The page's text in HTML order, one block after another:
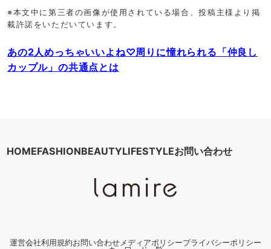
※本文中に第三者の画像が使用されている場合、投稿主様より掲
載許諾をいただいています。
あの2人めっちゃいいよね♡周りに憧れられる「仲良し
カップル」の共通点とは
HOMEFASHIONBEAUTYLIFESTYLEお問い合わせ
運営会社利用規約お問い合わせ メディアポリシープライバシーポリシー